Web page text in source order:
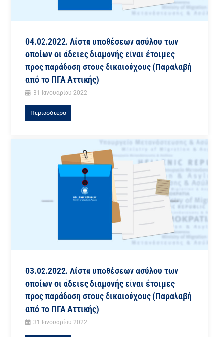
04.02.2022. Λίστα υποθέσεων ασύλου των
οποίων οι άδειες διαμονής είναι έτοιμες
προς παράδοση στους δικαιούχους (Παραλαβή
από το ΠΓΑ Αττικής)
31 Ιανουαρίου 2022
Περισσότερα
03.02.2022. Λίστα υποθέσεων ασύλου των
οποίων οι άδειες διαμονής είναι έτοιμες
προς παράδοση στους δικαιούχους (Παραλαβή
από το ΠΓΑ Αττικής)
31 Ιανουαρίου 2022